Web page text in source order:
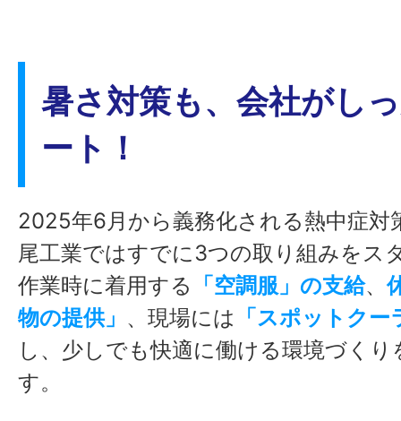
たスペシャリストを目指す
選
建設現場で使用することが非常
暑さ対策も、会社がし
ート！
2025年6月から義務化される熱中症対
尾工業ではすでに3つの取り組みをス
作業時に着用する
「空調服」の支給、
物の提供」 、現場には 「スポットクー
し、少しでも快適に働ける環境づく
す。